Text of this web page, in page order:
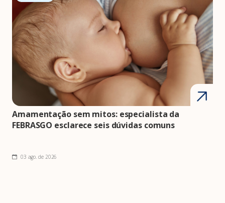
Amamentação sem mitos: especialista da
FEBRASGO esclarece seis dúvidas comuns
03 ago. de 2026